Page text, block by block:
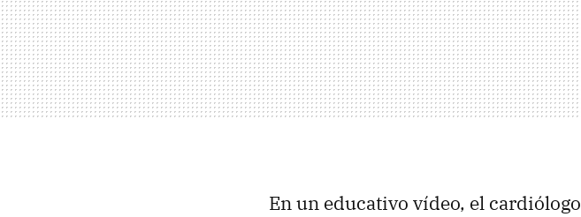
En un educativo vídeo, el cardiólogo